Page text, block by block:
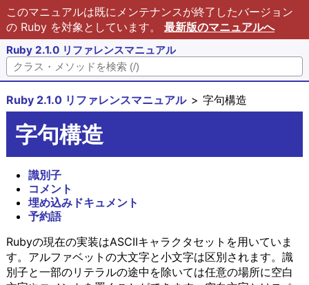
このマニュアルは既にメンテナンスが終了したバージョン
の Ruby を対象としています。 最新版のマニュアルへ
Ruby 2.1.0 リファレンスマニュアル
Ruby 2.1.0 リファレンスマニュアル 字句構造
字句構造
識別子
コメント
埋め込みドキュメント
予約語
Rubyの現在の実装はASCIIキャラクタセットを用いていま
す。アルファベットの大文字と小文字は区別されます。識
別子と一部のリテラルの途中を除いては任意の場所に空白